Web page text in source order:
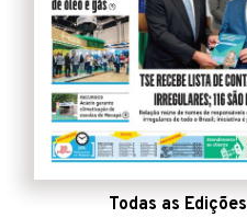
Todas as Edições